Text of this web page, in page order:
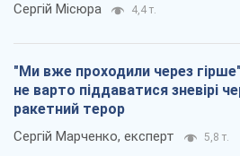
Сергій Місюра 4,4 т.
"Ми вже проходили через
не варто піддаватися зневірі
ракетний терор
Сергій Марченко, експерт 5,8 т.